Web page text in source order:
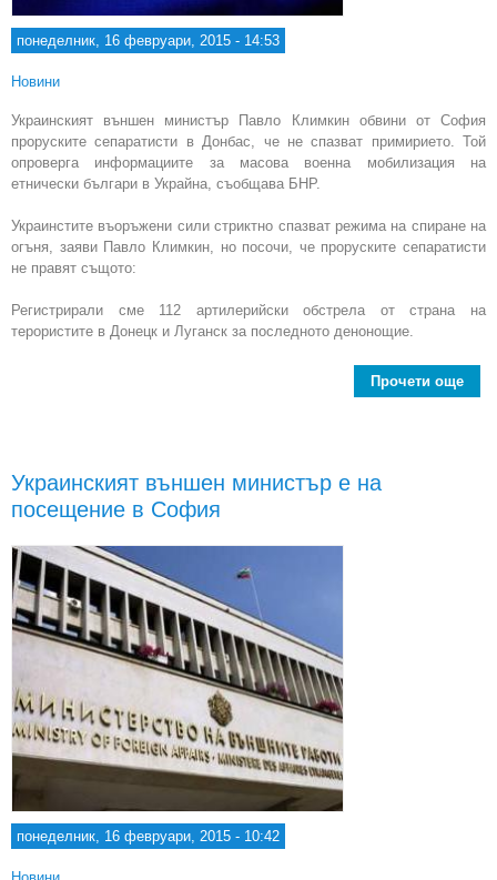
понеделник, 16 февруари, 2015 - 14:53
Новини
Украинският външен министър Павло Климкин обвини от София
проруските сепаратисти в Донбас, че не спазват примирието. Той
опроверга информациите за масова военна мобилизация на
етнически българи в Украйна, съобщава БНР.
Украинстите въоръжени сили стриктно спазват режима на спиране на
огъня, заяви Павло Климкин, но посочи, че проруските сепаратисти
не правят същото:
Регистрирали сме 112 артилерийски обстрела от страна на
терористите в Донецк и Луганск за последното денонощие.
Прочети още
Украинският външен министър е на
посещение в София
понеделник, 16 февруари, 2015 - 10:42